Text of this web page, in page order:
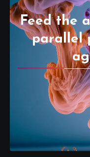
Feed the
parallel